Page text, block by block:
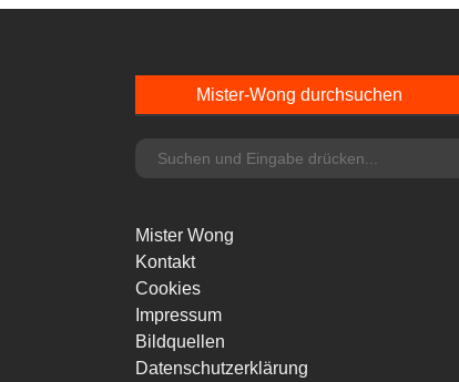
Mister-Wong durchsuchen
Mister Wong
Kontakt
Cookies
Impressum
Bildquellen
Datenschutzerklärung